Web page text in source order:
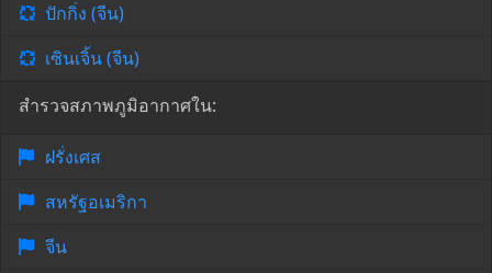
ปักกิ่ง (จีน)
เซินเจิ้น (จีน)
สำรวจสภาพภูมิอากาศใน:
ฝรั่งเศส
สหรัฐอเมริกา
จีน